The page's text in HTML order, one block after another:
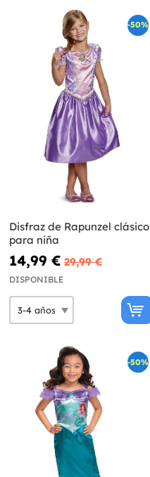
-50%
Disfraz de Rapunzel clásico
para niña
14,99 € 29,99 €
DISPONIBLE
-50%